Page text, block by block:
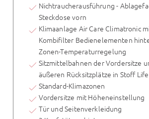
Nichtraucherausführung -
Steckdose vorn
Klimaanlage Air Care Climatronic
Kombifilter Bedienelementen
Zonen-Temperaturregelung
Sitzmittelbahnen der Vordersitze
äußeren Rücksitzplätze in Stoff Life
Standard-Klimazonen
Vordersitze mit Höheneinstellung
Tür und Seitenverkleidung